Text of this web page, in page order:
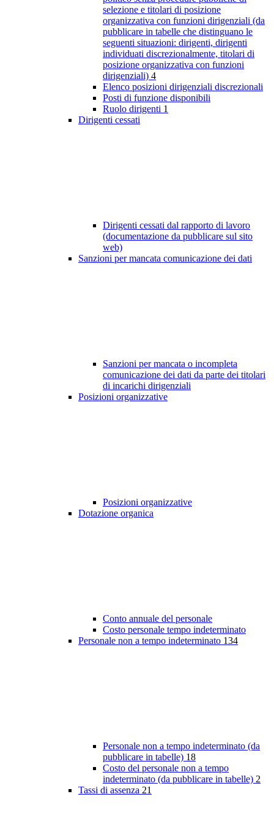
selezione e titolari di posizione
organizzativa con funzioni dirigenziali (da
pubblicare in tabelle che distinguano le
seguenti situazioni: dirigenti, dirigenti
individuati discrezionalmente, titolari di
posizione organizzativa con funzioni
dirigenziali) 4
Elenco posizioni dirigenziali discrezionali
Posti di funzione disponibili
Ruolo dirigenti 1
Dirigenti cessati
Dirigenti cessati dal rapporto di lavoro
(documentazione da pubblicare sul sito
web)
Sanzioni per mancata comunicazione dei dati
Sanzioni per mancata o incompleta
comunicazione dei dati da parte dei titolari
di incarichi dirigenziali
Posizioni organizzative
Posizioni organizzative
Dotazione organica
Conto annuale del personale
Costo personale tempo indeterminato
Personale non a tempo indeterminato 134
Personale non a tempo indeterminato (da
pubblicare in tabelle) 18
Costo del personale non a tempo
indeterminato (da pubblicare in tabelle) 2
Tassi di assenza 21